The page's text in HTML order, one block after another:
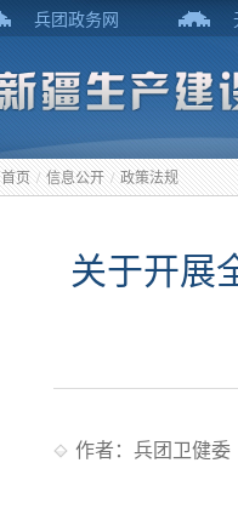
兵团政务网
首页 / 信息公开 / 政策法规
关于开展
作者：兵团卫健委